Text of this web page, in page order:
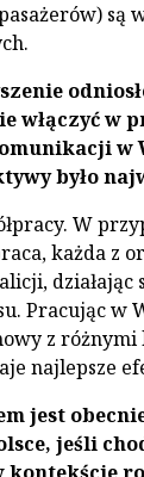
są
włączyć w
w
było
W
każda z
Pracując w
z różnymi
najlepsze
jest
jeśli